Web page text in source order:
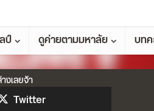
ป์ ดูค่ายตามมหาลัย บท
งเลยจ้า
Twitter